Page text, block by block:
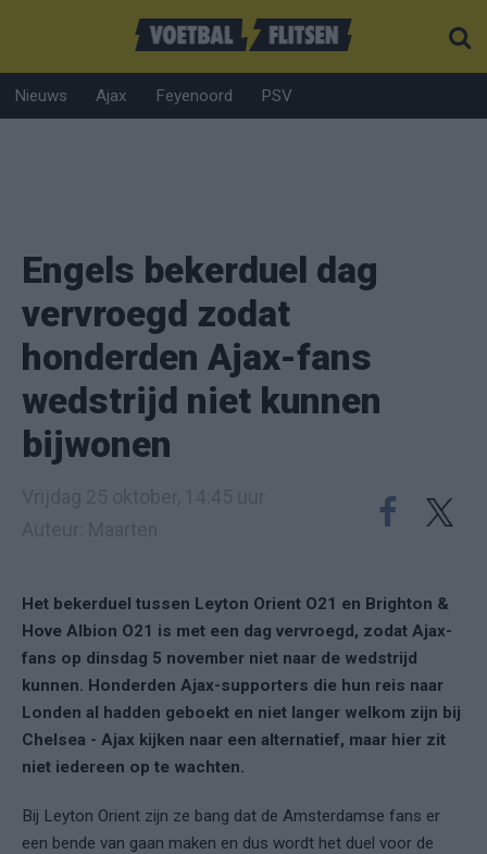
Nieuws Ajax Feyenoord PSV
Engels bekerduel dag
vervroegd zodat
honderden Ajax-fans
wedstrijd niet kunnen
bijwonen
Het bekerduel tussen Leyton Orient O21 en Brighton &
Hove Albion O21 is met een dag vervroegd, zodat Ajax-
fans op dinsdag 5 november niet naar de wedstrijd
kunnen. Honderden Ajax-supporters die hun reis naar
Londen al hadden geboekt en niet langer welkom zijn bij
Chelsea - Ajax kijken naar een alternatief, maar hier zit
niet iedereen op te wachten.
Bij Leyton Orient zijn ze bang dat de Amsterdamse fans er
een bende van gaan maken en dus wordt het duel voor de